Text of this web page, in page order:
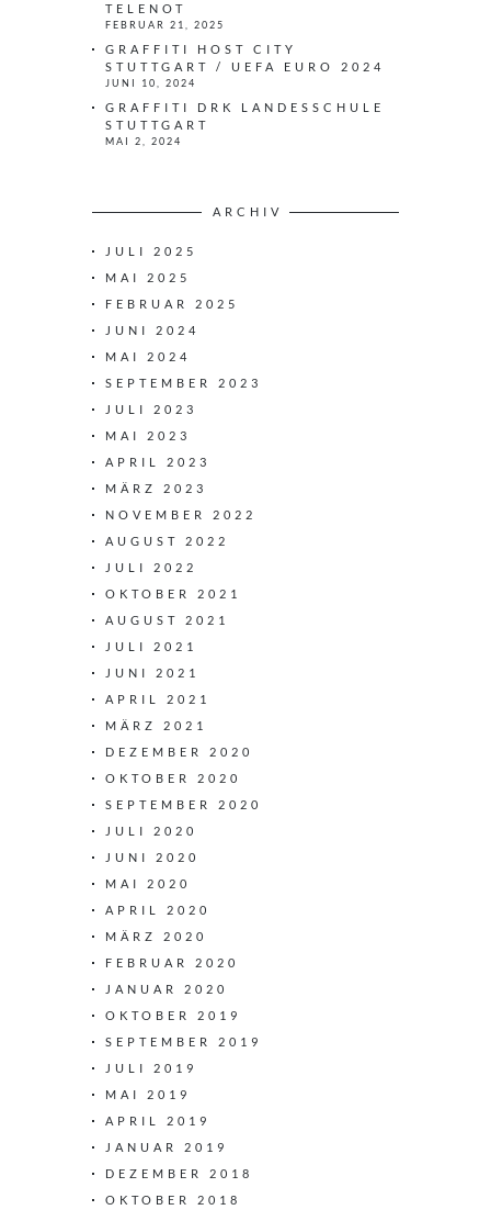
TELENOT
FEBRUAR 21, 2025
GRAFFITI HOST CITY
STUTTGART / UEFA EURO 2024
JUNI 10, 2024
GRAFFITI DRK LANDESSCHULE
STUTTGART
MAI 2, 2024
ARCHIV
JULI 2025
MAI 2025
FEBRUAR 2025
JUNI 2024
MAI 2024
SEPTEMBER 2023
JULI 2023
MAI 2023
APRIL 2023
MÄRZ 2023
NOVEMBER 2022
AUGUST 2022
JULI 2022
OKTOBER 2021
AUGUST 2021
JULI 2021
JUNI 2021
APRIL 2021
MÄRZ 2021
DEZEMBER 2020
OKTOBER 2020
SEPTEMBER 2020
JULI 2020
JUNI 2020
MAI 2020
APRIL 2020
MÄRZ 2020
FEBRUAR 2020
JANUAR 2020
OKTOBER 2019
SEPTEMBER 2019
JULI 2019
MAI 2019
APRIL 2019
JANUAR 2019
DEZEMBER 2018
OKTOBER 2018